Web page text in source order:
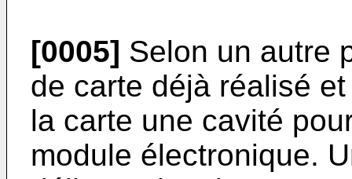
[0005] Selon un autre
de carte déjà réalisé
la carte une cavité
module électronique.